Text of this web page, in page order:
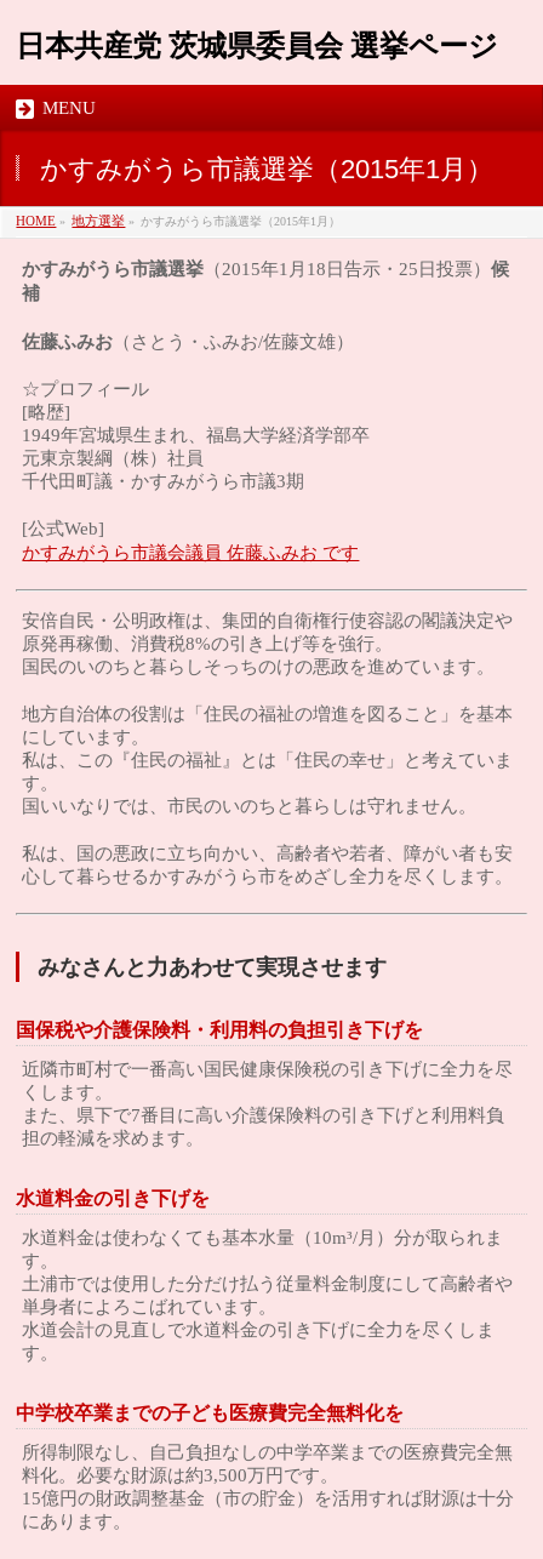
日本共産党 茨城県委員会 選挙ページ
MENU
かすみがうら市議選挙（2015年1月）
HOME » 地方選挙 » かすみがうら市議選挙（2015年1月）
かすみがうら市議選挙 （2015年1月18日告示・25日投票）候
補
佐藤ふみお （さとう・ふみお/佐藤文雄）
☆プロフィール
[略歴]
1949年宮城県生まれ、福島大学経済学部卒
元東京製綱（株）社員
千代田町議・かすみがうら市議3期
[公式Web]
かすみがうら市議会議員 佐藤ふみお です
安倍自民・公明政権は、集団的自衛権行使容認の閣議決定や
原発再稼働、消費税8%の引き上げ等を強行。
国民のいのちと暮らしそっちのけの悪政を進めています。
地方自治体の役割は「住民の福祉の増進を図ること」を基本
にしています。
私は、この『住民の福祉』とは「住民の幸せ」と考えていま
す。
国いいなりでは、市民のいのちと暮らしは守れません。
私は、国の悪政に立ち向かい、高齢者や若者、障がい者も安
心して暮らせるかすみがうら市をめざし全力を尽くします。
みなさんと力あわせて実現させます
国保税や介護保険料・利用料の負担引き下げを
近隣市町村で一番高い国民健康保険税の引き下げに全力を尽
くします。
また、県下で7番目に高い介護保険料の引き下げと利用料負
担の軽減を求めます。
水道料金の引き下げを
水道料金は使わなくても基本水量（10m³/月）分が取られま
す。
土浦市では使用した分だけ払う従量料金制度にして高齢者や
単身者によろこばれています。
水道会計の見直しで水道料金の引き下げに全力を尽くしま
す。
中学校卒業までの子ども医療費完全無料化を
所得制限なし、自己負担なしの中学卒業までの医療費完全無
料化。必要な財源は約3,500万円です。
15億円の財政調整基金（市の貯金）を活用すれば財源は十分
にあります。